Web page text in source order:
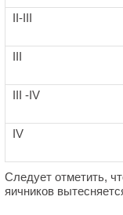
II-III
III
III -IV
IV
Следует отметить,
яичников